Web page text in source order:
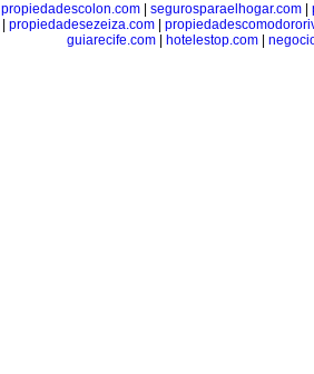
propiedadescolon.com| segurosparaelhogar.com|
propiedadesezeiza.com|
guiarecife.com
hotelestop.com